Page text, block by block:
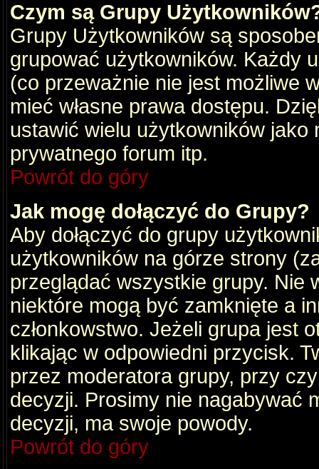
Czym są Grupy
Grupy Użytkowników są
grupować użytkowników. Każdy
(co przeważnie nie jest możliwe
mieć własne prawa dostępu.
ustawić wielu użytkowników
prywatnego forum itp.
Powrót do góry
Jak mogę dołączyć do Grupy?
Aby dołączyć do grupy
użytkowników na górze strony
przeglądać wszystkie grupy. Nie
niektóre mogą być zamknięte a
członkowstwo. Jeżeli grupa jest
klikając w odpowiedni przycisk.
przez moderatora grupy, przy
decyzji. Prosimy nie nagabywać
decyzji, ma swoje powody.
Powrót do góry